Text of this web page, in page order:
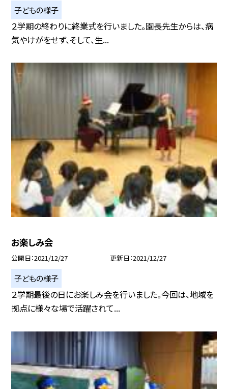
子どもの様子
２学期の終わりに終業式を行いました。園長先生からは、病
気やけがをせず、そして、生...
お楽しみ会
公開日 2021/12/27 更新日 2021/12/27
子どもの様子
２学期最後の日にお楽しみ会を行いました。今回は、地域を
拠点に様々な場で活躍されて...